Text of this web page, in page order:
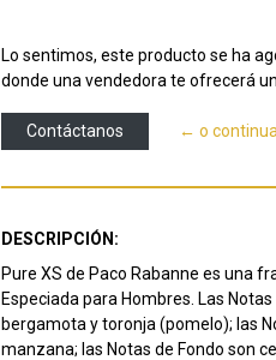
Lo sentimos, este producto se ha
donde una vendedora te ofrecerá
Contáctanos ← o
DESCRIPCIÓN:
Pure XS de Paco Rabanne es una
Especiada para Hombres. Las
bergamota y toronja (pomelo); las
manzana; las Notas de Fondo son